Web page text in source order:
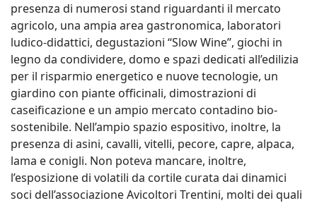
presenza di numerosi stand riguardanti il mercato
agricolo, una ampia area gastronomica, laboratori
ludico-didattici, degustazioni “Slow Wine”, giochi in
legno da condividere, domo e spazi dedicati all’edilizia
per il risparmio energetico e nuove tecnologie, un
giardino con piante officinali, dimostrazioni di
caseificazione e un ampio mercato contadino bio-
sostenibile. Nell’ampio spazio espositivo, inoltre, la
presenza di asini, cavalli, vitelli, pecore, capre, alpaca,
lama e conigli. Non poteva mancare, inoltre,
l’esposizione di volatili da cortile curata dai dinamici
soci dell’associazione Avicoltori Trentini, molti dei quali